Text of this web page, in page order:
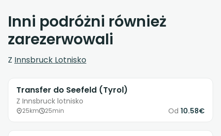
Inni podróżni również
zarezerwowali
Z Innsbruck Lotnisko
Transfer do Seefeld (Tyrol)
Z Innsbruck lotnisko
25km 25min Od 10.58€